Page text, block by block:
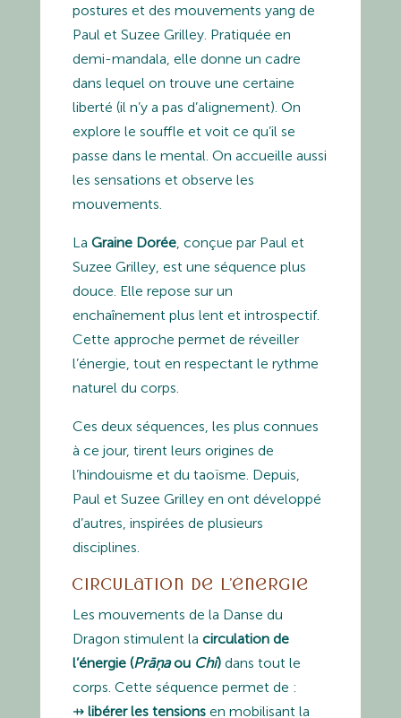
postures et des mouvements yang de
Paul et Suzee Grilley. Pratiquée en
demi-mandala, elle donne un cadre
dans lequel on trouve une certaine
liberté (il n’y a pas d’alignement). On
explore le souffle et voit ce qu’il se
passe dans le mental. On accueille aussi
les sensations et observe les
mouvements.
La Graine Dorée, conçue par Paul et
Suzee Grilley, est une séquence plus
douce. Elle repose sur un
enchaînement plus lent et introspectif.
Cette approche permet de réveiller
l’énergie, tout en respectant le rythme
naturel du corps.
Ces deux séquences, les plus connues
à ce jour, tirent leurs origines de
l’hindouisme et du taoïsme. Depuis,
Paul et Suzee Grilley en ont développé
d’autres, inspirées de plusieurs
disciplines.
Circulation de l’énergie
Les mouvements de la Danse du
Dragon stimulent la circulation de
l’énergie (Prāņaou Chi)dans tout le
corps. Cette séquence permet de :
⇸ libérer les tensionsen mobilisant la